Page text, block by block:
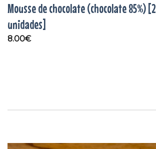
Mousse de chocolate (chocolate 85%) [2
unidades]
8.00€